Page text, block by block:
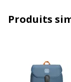
Caractéristiques
Produits